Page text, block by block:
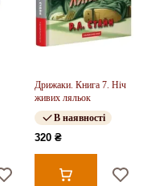
Дрижаки. Книга 7. Ніч
живих ляльок
В наявності
320 ₴